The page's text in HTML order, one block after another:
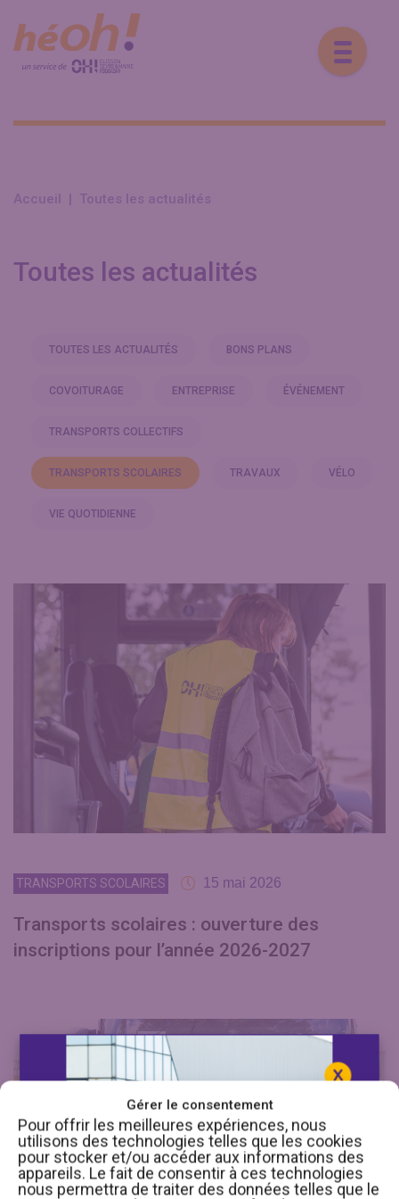
Gérer le consentement
Pour offrir les meilleures expériences, nous
utilisons des technologies telles que les cookies
pour stocker et/ou accéder aux informations des
appareils. Le fait de consentir à ces technologies
nous permettra de traiter des données telles que le
Accueil | Toutes les actualités
Toutes les actualités
TOUTES LES ACTUALITÉS BONS PLANS
COVOITURAGE ENTREPRISE ÉVÉNEMENT
TRANSPORTS COLLECTIFS
TRANSPORTS SCOLAIRES TRAVAUX VÉLO
VIE QUOTIDIENNE
TRANSPORTS SCOLAIRES 15 mai 2026
Transports scolaires : ouverture des
inscriptions pour l’année 2026-2027